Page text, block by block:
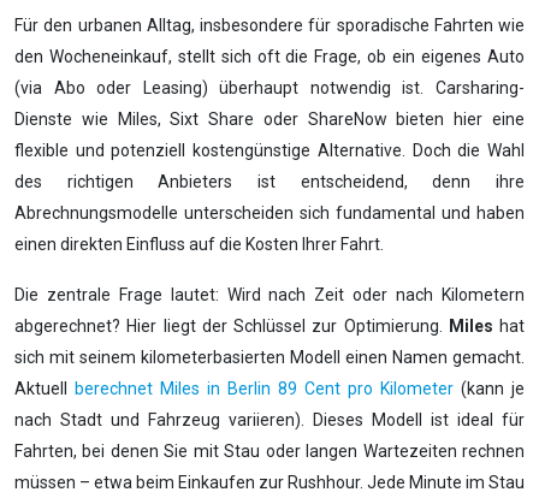
Für den urbanen Alltag, insbesondere für sporadische Fahrten wie
den Wocheneinkauf, stellt sich oft die Frage, ob ein eigenes Auto
(via Abo oder Leasing) überhaupt notwendig ist. Carsharing-
Dienste wie Miles, Sixt Share oder ShareNow bieten hier eine
flexible und potenziell kostengünstige Alternative. Doch die Wahl
des richtigen Anbieters ist entscheidend, denn ihre
Abrechnungsmodelle unterscheiden sich fundamental und haben
einen direkten Einfluss auf die Kosten Ihrer Fahrt.
Die zentrale Frage lautet: Wird nach Zeit oder nach Kilometern
abgerechnet? Hier liegt der Schlüssel zur Optimierung.
Miles hat
sich mit seinem kilometerbasierten Modell einen Namen gemacht.
Aktuell
berechnet Miles in Berlin 89 Cent pro Kilometer (kann je
nach Stadt und Fahrzeug variieren). Dieses Modell ist ideal für
Fahrten, bei denen Sie mit Stau oder langen Wartezeiten rechnen
müssen – etwa beim Einkaufen zur Rushhour. Jede Minute im Stau